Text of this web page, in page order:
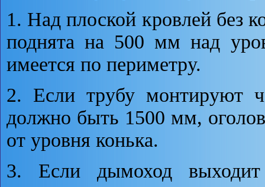
1. Над плоской кровлей без
поднята на 500 мм над
имеется по периметру.
2. Если трубу монтируют
должно быть 1500 мм,
от уровня конька.
3. Если дымоход